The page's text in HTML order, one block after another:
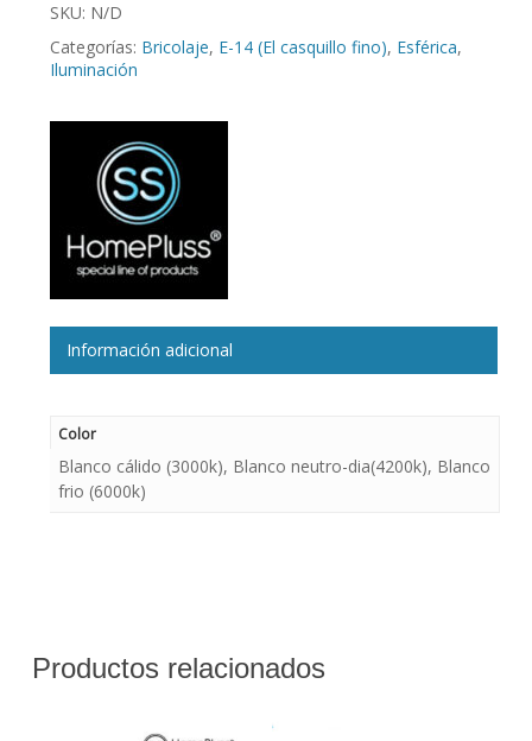
SKU: N/D
Categorías: Bricolaje, E-14 (El casquillo fino), Esférica,
Iluminación
Información adicional
Color
Blanco cálido (3000k), Blanco neutro-dia(4200k), Blanco
frio (6000k)
Productos relacionados